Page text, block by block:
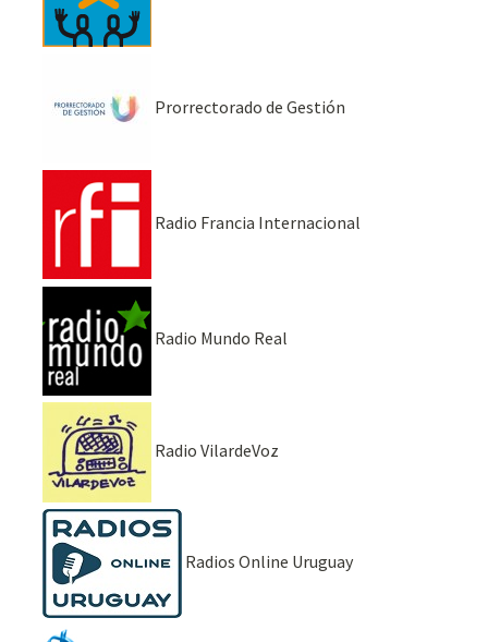
Prorrectorado de Gestión
Radio Francia Internacional
Radio Mundo Real
Radio VilardeVoz
Radios Online Uruguay